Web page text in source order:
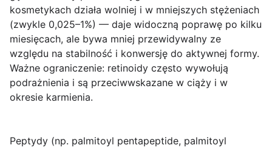
kosmetykach działa wolniej i w mniejszych stężeniach
(zwykle 0,025–1%) — daje widoczną poprawę po kilku
miesięcach, ale bywa mniej przewidywalny ze
względu na stabilność i konwersję do aktywnej formy.
Ważne ograniczenie: retinoidy często wywołują
podrażnienia i są przeciwwskazane w ciąży i w
okresie karmienia.
Peptydy (np. palmitoyl pentapeptide, palmitoyl